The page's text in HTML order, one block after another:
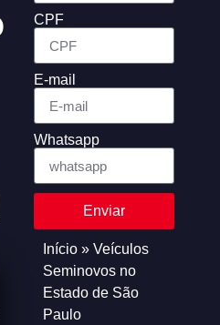
CPF
E-mail
Whatsapp
Enviar
Início » Veículos
Seminovos no
Estado de São
Paulo